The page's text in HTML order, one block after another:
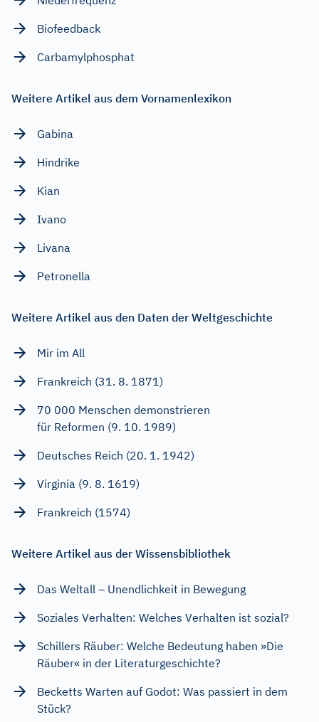
Biofeedback
Carbamylphosphat
Weitere Artikel aus dem Vornamenlexikon
Gabina
Hindrike
Kian
Ivano
Livana
Petronella
Weitere Artikel aus den Daten der Weltgeschichte
Mir im All
Frankreich (31. 8. 1871)
70 000 Menschen demonstrieren
für Reformen (9. 10. 1989)
Deutsches Reich (20. 1. 1942)
Virginia (9. 8. 1619)
Frankreich (1574)
Weitere Artikel aus der Wissensbibliothek
Das Weltall – Unendlichkeit in Bewegung
Soziales Verhalten: Welches Verhalten ist sozial?
Schillers Räuber: Welche Bedeutung haben »Die
Räuber« in der Literaturgeschichte?
Becketts Warten auf Godot: Was passiert in dem
Stück?